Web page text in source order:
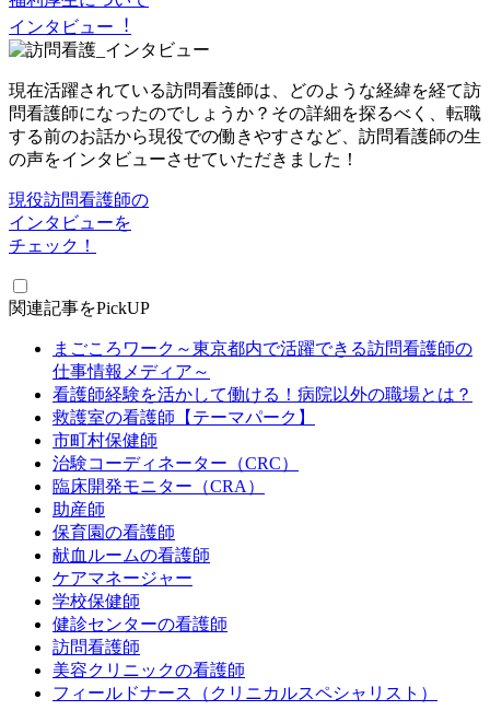
インタビュー︕
現在活躍されている訪問看護師は、どのような経緯を経て訪
問看護師になったのでしょうか？その詳細を探るべく、転職
する前のお話から現役での働きやすさなど、訪問看護師の生
の声をインタビューさせていただきました！
現役訪問看護師の
インタビューを
チェック！
関連記事をPickUP
まごころワーク～東京都内で活躍できる訪問看護師の
仕事情報メディア～
看護師経験を活かして働ける！病院以外の職場とは？
救護室の看護師【テーマパーク】
市町村保健師
治験コーディネーター（CRC）
臨床開発モニター（CRA）
助産師
保育園の看護師
献血ルームの看護師
ケアマネージャー
学校保健師
健診センターの看護師
訪問看護師
美容クリニックの看護師
フィールドナース（クリニカルスペシャリスト）